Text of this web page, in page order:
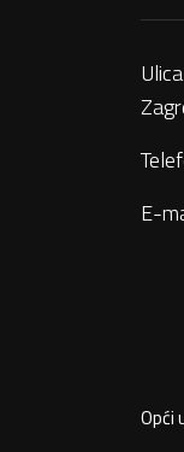
E-
Opći